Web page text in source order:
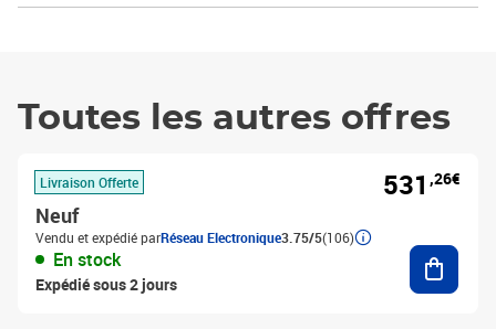
Toutes les autres offres
Livraison Offerte
Neuf
Vendu et expédié parRéseau Electronique3.75/5(106)
En stock
Expédié sous 2 jours
531 ,26€